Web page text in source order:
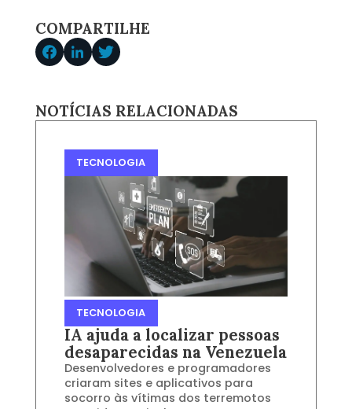
COMPARTILHE
NOTÍCIAS RELACIONADAS
TECNOLOGIA
TECNOLOGIA
IA ajuda a localizar pessoas
desaparecidas na Venezuela
Desenvolvedores e programadores
criaram sites e aplicativos para
socorro às vítimas dos terremotos